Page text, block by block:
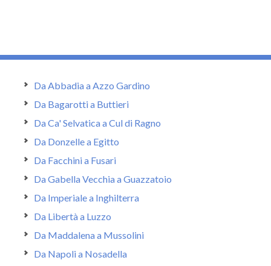
Da Abbadia a Azzo Gardino
Da Bagarotti a Buttieri
Da Ca' Selvatica a Cul di Ragno
Da Donzelle a Egitto
Da Facchini a Fusari
Da Gabella Vecchia a Guazzatoio
Da Imperiale a Inghilterra
Da Libertà a Luzzo
Da Maddalena a Mussolini
Da Napoli a Nosadella